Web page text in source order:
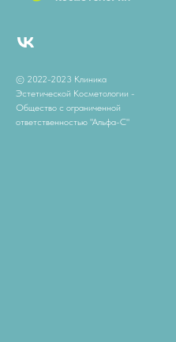
© 2022-2023 Клиника
Эстетической Косметологии -
Общество с ограниченной
ответственностью "Альфа-С"